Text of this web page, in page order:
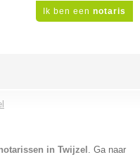
Ik ben een notaris
in Twijzel . Ga naar